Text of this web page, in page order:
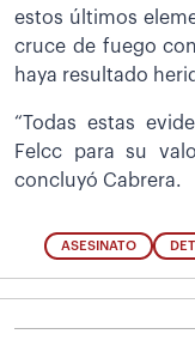
estos últimos
cruce de fuego
haya resultado
“Todas estas
Felcc para su
concluyó Cabrera.
ASESINATO